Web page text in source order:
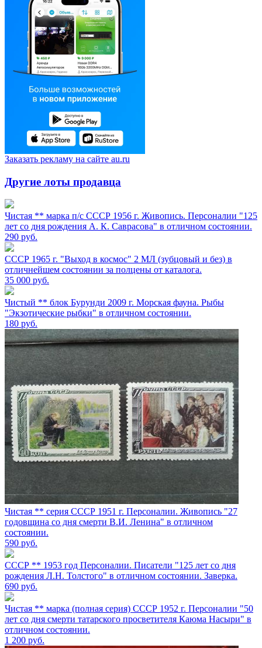
Заказать рекламу на сайте au.ru
Другие лоты продавца
Чистая ** марка п/с СССР 1956 г. Живопись. Персоналии "125
лет со дня рождения А. К. Саврасова" в отличном состоянии.
290 руб.
СССР 1965 г. "Выход в космос" 2 МЛ (зубцовый и без) в
отличнейшем состоянии за полцены от каталога.
35 000 руб.
Чистый ** блок Бурунди 2009 г. Морская фауна. Рыбы
"Экзотические рыбки" в отличном состоянии.
180 руб.
Чистая ** серия СССР 1951 г. Персоналии. Живопись "27
годовщина со дня смерти В.И. Ленина" в отличном
состоянии.
590 руб.
СССР ** 1953 год Персоналии. Писатели "125 лет со дня
рождения Л.Н. Толстого" в отличном состоянии. Заверка.
690 руб.
Чистая ** марка (полная серия) СССР 1952 г. Персоналии "50
лет со дня смерти татарского просветителя Каюма Насыри" в
отличном состоянии.
1 200 руб.